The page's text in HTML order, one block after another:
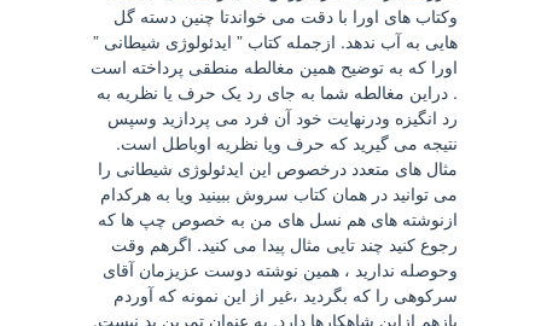
وکتاب های اورا با دقت می خواندتا چنین دسته گل
هایی به آب ندهد. ازجمله کتاب ” ایدئولوژی شیطانی ”
اورا که به توضیح همین مغالطه منطقی پرداخته است
. دراین مغالطه شما به جای رد یک حرف یا نظریه به
رد انگیزه ودرنهایت خود آن فرد می پردازید وسپس
نتیجه می گیرید که حرف ویا نظریه اوباطل است.
مثال های متعدد درخصوص این ایدئولوژی شیطانی را
می توانید در همان کتاب سروش ببینید ویا به هرکدام
ازنوشته های هم نسل های من به خصوص چپ ها که
رجوع کنید چند تایی مثال پیدا می کنید. اگرهم وقت
وحوصله ندارید ، همین نوشته دوست عزیزمان آقای
سرکوهی را که بگردید ،غیر از این نمونه که آوردم
بازهم ازاین شاهکارها دارد. به عنوان تمرین بد نیست.